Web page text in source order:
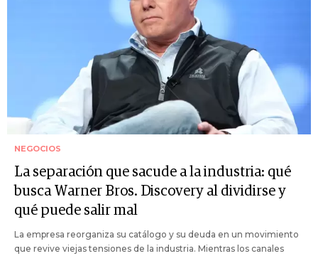
NEGOCIOS
La separación que sacude a la industria: qué
busca Warner Bros. Discovery al dividirse y
qué puede salir mal
La empresa reorganiza su catálogo y su deuda en un movimiento
que revive viejas tensiones de la industria. Mientras los canales